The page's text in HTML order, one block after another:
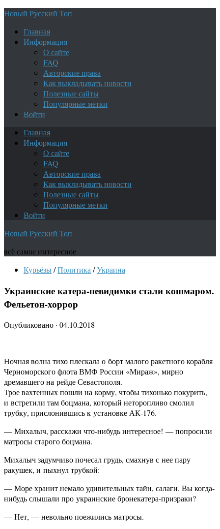
Новый Русский Топ
Главная
Информация
О сайте
FAQ
Авторские права
Как выкладывать новости
Полезные сайты
Популярные метки
Войти
Главная
Информация
О сайте
FAQ
Авторские права
Как выкладывать новости
Полезные сайты
Популярные метки
Войти
Новый Русский Топ
всё самое интересное
Курьёзы/Политика /Украина
Украинские катера-невидимки стали кошмаром.
Фельетон-хоррор
Опубликовано · 04.10.2018
Ночная волна тихо плескала о борт малого ракетного корабля
Черноморского флота ВМФ России «Мираж», мирно
дремавшего на рейде Севастополя.
Трое вахтенных пошли на корму, чтобы тихонько покурить,
и встретили там боцмана, который неторопливо смолил
трубку, прислонившись к установке АК-176.
— Михалыч, расскажи что-нибудь интересное! — попросили
матросы старого боцмана.
Михалыч задумчиво почесал грудь, смахнув с нее пару
ракушек, и пыхнул трубкой:
— Море хранит немало удивительных тайн, салаги. Вы когда-
нибудь слышали про украинские бронекатера-призраки?
— Нет, — невольно поежились матросы.